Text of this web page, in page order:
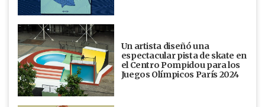
Un artista diseñó una
espectacular pista de skate en
el Centro Pompidou para los
Juegos Olímpicos París 2024